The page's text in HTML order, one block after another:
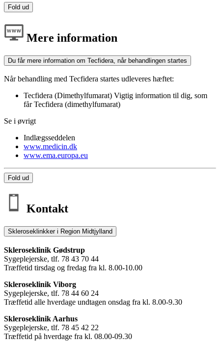
Fold ud
Mere information
Du får mere information om Tecfidera, når behandlingen startes
Når behandling med Tecfidera startes udleveres hæftet:
Tecfidera (Dimethylfumarat) Vigtig information til dig, som
får Tecfidera (dimethylfumarat)
Se i øvrigt
Indlægsseddelen
www.medicin.dk
www.ema.europa.eu
Fold ud
Kontakt
Skleroseklinkker i Region Midtjylland
Skleroseklinik Gødstrup
Sygeplejerske, tlf. 78 43 70 44
Træffetid tirsdag og fredag fra kl. 8.00-10.00
Skleroseklinik Viborg
Sygeplejerske, tlf. 78 44 60 24
Træffetid alle hverdage undtagen onsdag fra kl. 8.00-9.30
Skleroseklinik Aarhus
Sygeplejerske, tlf. 78 45 42 22
Træffetid på hverdage fra kl. 08.00-09.30